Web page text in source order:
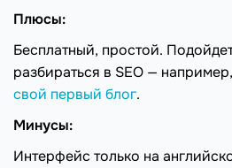
Плюсы:
Бесплатный, простой.
разбираться в SEO —
свой первый блог.
Минусы:
Интерфейс только на